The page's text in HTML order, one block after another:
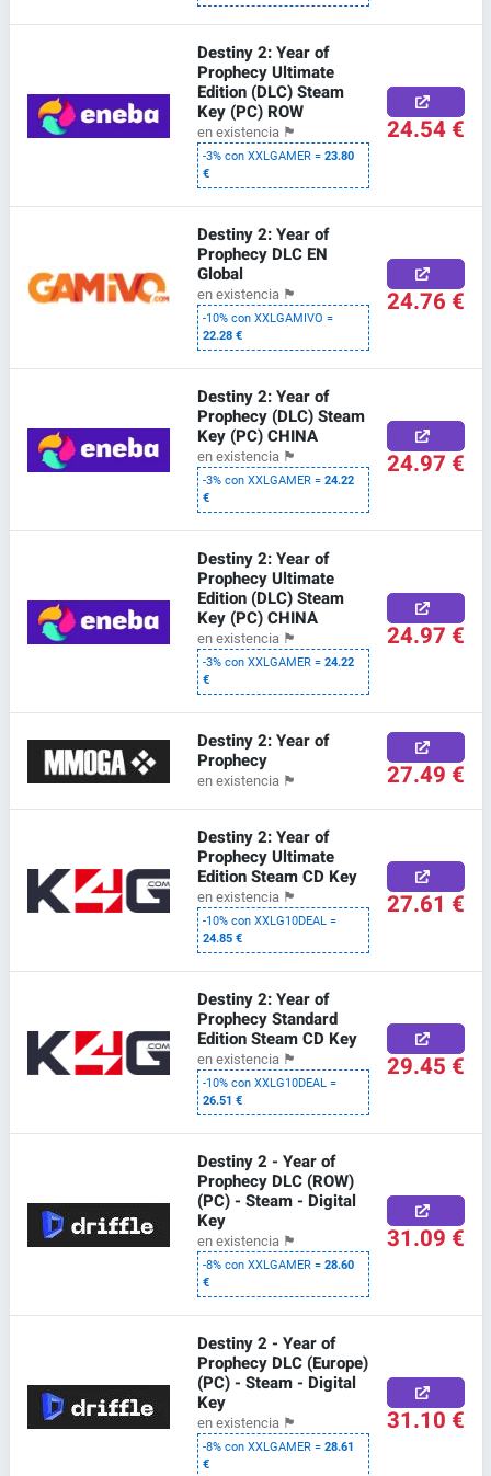
Destiny 2: Year of
Prophecy Ultimate
Edition (DLC) Steam
Key (PC) ROW
en existencia 🏴
-3% con XXLGAMER =23.80
€
24.54 €
Destiny 2: Year of
Prophecy DLC EN
Global
en existencia 🏴
-10% con XXLGAMIVO =
22.28 €
24.76 €
Destiny 2: Year of
Prophecy (DLC) Steam
Key (PC) CHINA
en existencia 🏴
-3% con XXLGAMER =24.22
€
24.97 €
Destiny 2: Year of
Prophecy Ultimate
Edition (DLC) Steam
Key (PC) CHINA
en existencia 🏴
-3% con XXLGAMER =24.22
€
24.97 €
Destiny 2: Year of
Prophecy
en existencia 🏴 27.49 €
Destiny 2: Year of
Prophecy Ultimate
Edition Steam CD Key
en existencia 🏴
-10% con XXLG10DEAL =
24.85 €
27.61 €
Destiny 2: Year of
Prophecy Standard
Edition Steam CD Key
en existencia 🏴
-10% con XXLG10DEAL =
26.51 €
29.45 €
Destiny 2 - Year of
Prophecy DLC (ROW)
(PC) - Steam - Digital
Key
en existencia 🏴
-8% con XXLGAMER =28.60
€
31.09 €
Destiny 2 - Year of
Prophecy DLC (Europe)
(PC) - Steam - Digital
Key
en existencia 🏴
-8% con XXLGAMER =28.61
€
31.10 €